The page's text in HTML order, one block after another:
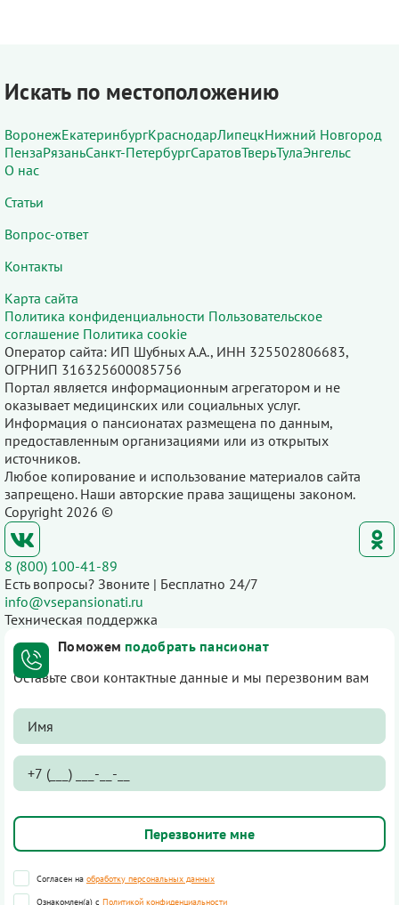
Искать по местоположению
ВоронежЕкатеринбургКраснодарЛипецкНижний Новгород
ПензаРязаньСанкт-ПетербургСаратовТверьТулаЭнгельс
О нас
Статьи
Вопрос-ответ
Контакты
Карта сайта
Политика конфиденциальности Пользовательское
соглашение Политика cookie
Оператор сайта: ИП Шубных А.А., ИНН 325502806683,
ОГРНИП 316325600085756
Портал является информационным агрегатором и не
оказывает медицинских или социальных услуг.
Информация о пансионатах размещена по данным,
предоставленным организациями или из открытых
источников.
Любое копирование и использование материалов сайта
запрещено. Наши авторские права защищены законом.
Copyright 2026 ©
8 (800) 100-41-89
Есть вопросы? Звоните | Бесплатно 24/7
info@vsepansionati.ru
Техническая поддержка
Поможем подобрать пансионат
Оставьте свои контактные данные и мы перезвоним вам
Согласен на обработку персональных данных
Ознакомлен(а) с Политикой конфиденциальности